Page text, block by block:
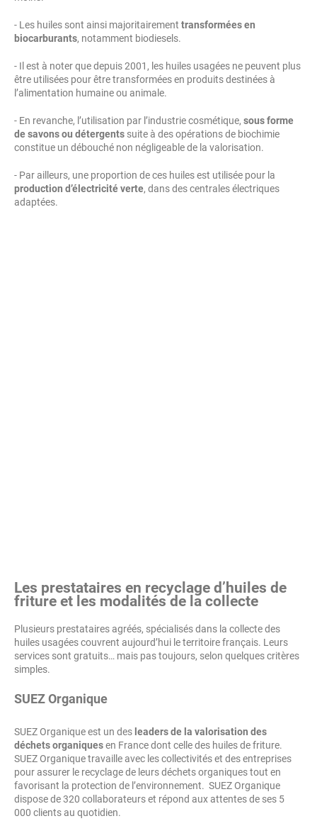
- Les huiles sont ainsi majoritairement transformées en
biocarburants, notamment biodiesels.
- Il est à noter que depuis 2001, les huiles usagées ne peuvent plus
être utilisées pour être transformées en produits destinées à
l’alimentation humaine ou animale.
- En revanche, l’utilisation par l’industrie cosmétique, sous forme
de savons ou détergents suite à des opérations de biochimie
constitue un débouché non négligeable de la valorisation.
- Par ailleurs, une proportion de ces huiles est utilisée pour la
production d’électricité verte, dans des centrales électriques
adaptées.
Les prestataires en recyclage d’huiles de
friture et les modalités de la collecte
Plusieurs prestataires agréés, spécialisés dans la collecte des
huiles usagées couvrent aujourd’hui le territoire français. Leurs
services sont gratuits… mais pas toujours, selon quelques critères
simples.
SUEZ Organique
SUEZ Organique est un des leaders de la valorisation des
déchets organiquesen France dont celle des huiles de friture.
SUEZ Organique travaille avec les collectivités et des entreprises
pour assurer le recyclage de leurs déchets organiques tout en
favorisant la protection de l’environnement. SUEZ Organique
dispose de 320 collaborateurs et répond aux attentes de ses 5
000 clients au quotidien.